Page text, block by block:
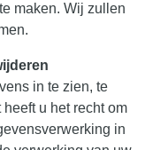
maken. Wij zullen
in te zien, te
u het recht om
in